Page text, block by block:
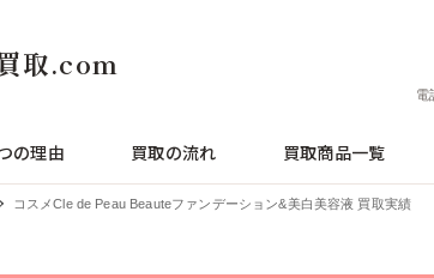
電
の理由 買取の流れ 買取商品一覧
コスメCle de Peau Beauteファンデーション&美白美容液 買取実績